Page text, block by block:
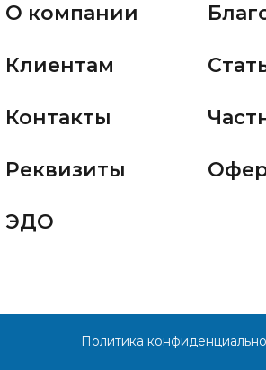
О компании
Клиентам
Контакты
Реквизиты
ЭДО
Политика